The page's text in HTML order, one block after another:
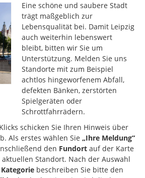
Eine schöne und saubere Stadt
trägt maßgeblich zur
Lebensqualität bei. Damit Leipzig
auch weiterhin lebenswert
bleibt, bitten wir Sie um
Unterstützung. Melden Sie uns
Standorte mit zum Beispiel
achtlos hingeworfenem Abfall,
defekten Bänken, zerstörten
Spielgeräten oder
Schrottfahrrädern.
schicken Sie Ihren Hinweis über
Als erstes wählen Sie „Ihre Meldung“
den Fundort auf der Karte
Standort. Nach der Auswahl
Kategorie beschreiben Sie bitte den